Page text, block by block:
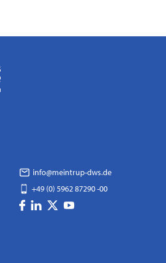
info@meintrup-dws.de
+49 (0) 5962 87290 -00